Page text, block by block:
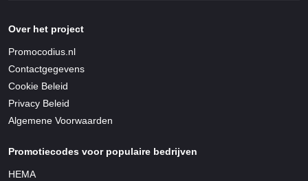
Over het project
Promocodius.nl
Contactgegevens
Cookie Beleid
Privacy Beleid
Algemene Voorwaarden
Promotiecodes voor populaire bedrijven
HEMA